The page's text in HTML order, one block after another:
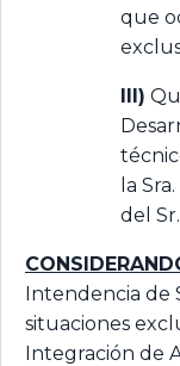
que
III)
la
del
Intendencia de
situaciones
Integración de